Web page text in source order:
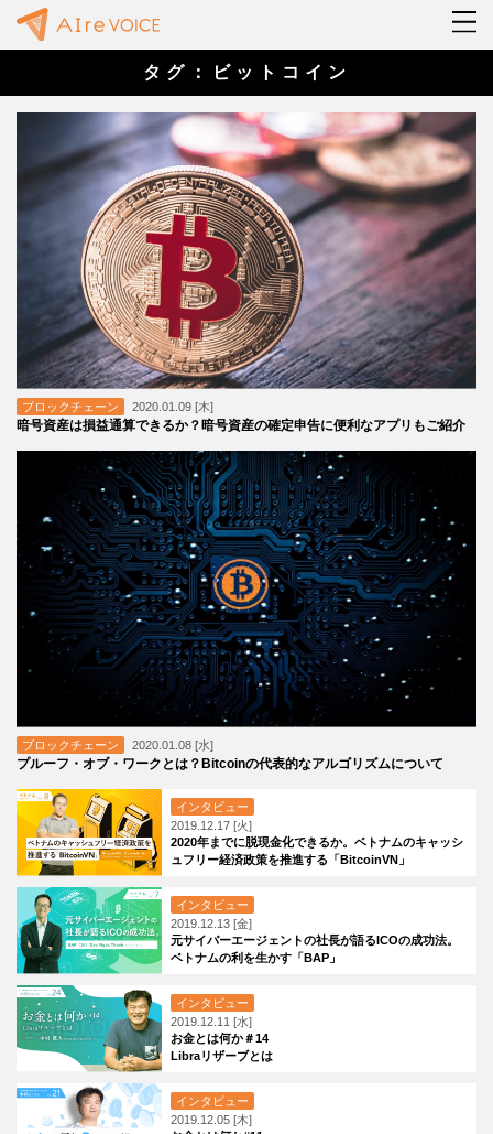
タグ：ビットコイン
ブロックチェーン 2020.01.09 [木]
暗号資産は損益通算できるか？暗号資産の確定申告に便利なアプリもご紹介
ブロックチェーン 2020.01.08 [水]
プルーフ・オブ・ワークとは？Bitcoinの代表的なアルゴリズムについて
インタビュー
2019.12.17 [火]
2020年までに脱現金化できるか。ベトナムのキャッシ
ュフリー経済政策を推進する「BitcoinVN」
インタビュー
2019.12.13 [金]
元サイバーエージェントの社長が語るICOの成功法。
ベトナムの利を生かす「BAP」
インタビュー
2019.12.11 [水]
お金とは何か＃14
Libraリザーブとは
インタビュー
2019.12.05 [木]